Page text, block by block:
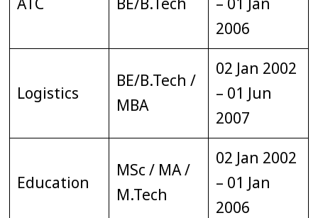
2006
Logistics
BE/B.Tech /
MBA
02 Jan 2002
– 01 Jun
2007
Education
MSc / MA /
M.Tech
02 Jan 2002
– 01 Jan
2006